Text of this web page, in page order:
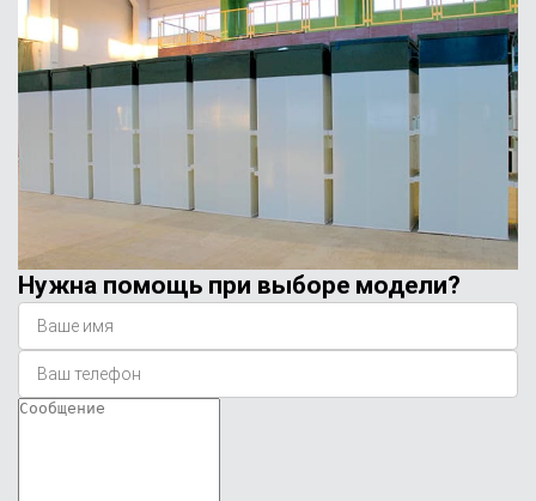
Нужна помощь при выборе модели?